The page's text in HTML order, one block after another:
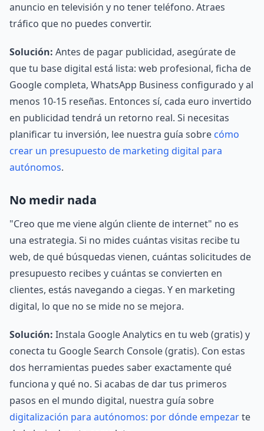
anuncio en televisión y no tener teléfono. Atraes
tráfico que no puedes convertir.
Solución: Antes de pagar publicidad, asegúrate de
que tu base digital está lista: web profesional, ficha de
Google completa, WhatsApp Business configurado y al
menos 10-15 reseñas. Entonces sí, cada euro invertido
en publicidad tendrá un retorno real. Si necesitas
planificar tu inversión, lee nuestra guía sobre cómo
crear un presupuesto de marketing digital para
autónomos.
No medir nada
"Creo que me viene algún cliente de internet" no es
una estrategia. Si no mides cuántas visitas recibe tu
web, de qué búsquedas vienen, cuántas solicitudes de
presupuesto recibes y cuántas se convierten en
clientes, estás navegando a ciegas. Y en marketing
digital, lo que no se mide no se mejora.
Solución: Instala Google Analytics en tu web (gratis) y
conecta tu Google Search Console (gratis). Con estas
dos herramientas puedes saber exactamente qué
funciona y qué no. Si acabas de dar tus primeros
pasos en el mundo digital, nuestra guía sobre
digitalización para autónomos: por dónde empezarte